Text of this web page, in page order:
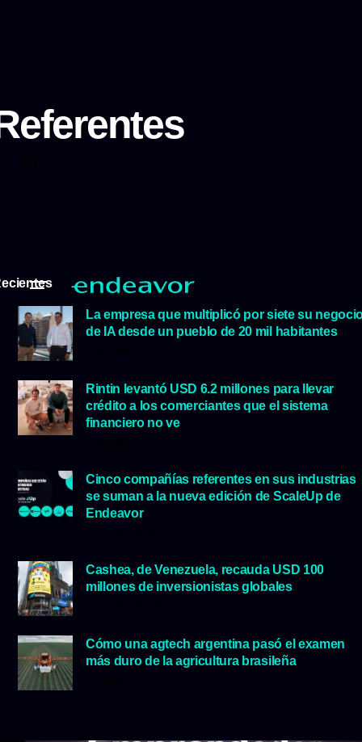
La empresa que multiplicó por siete su
de IA desde un pueblo de 20 mil habitantes
Rintin levantó USD 6.2 millones para llevar
crédito a los comerciantes que el sistema
financiero no ve
Cinco compañías referentes en sus industrias
se suman a la nueva edición de ScaleUp de
Endeavor
Cashea, de Venezuela, recauda USD 100
millones de inversionistas globales
Cómo una agtech argentina pasó el examen
más duro de la agricultura brasileña